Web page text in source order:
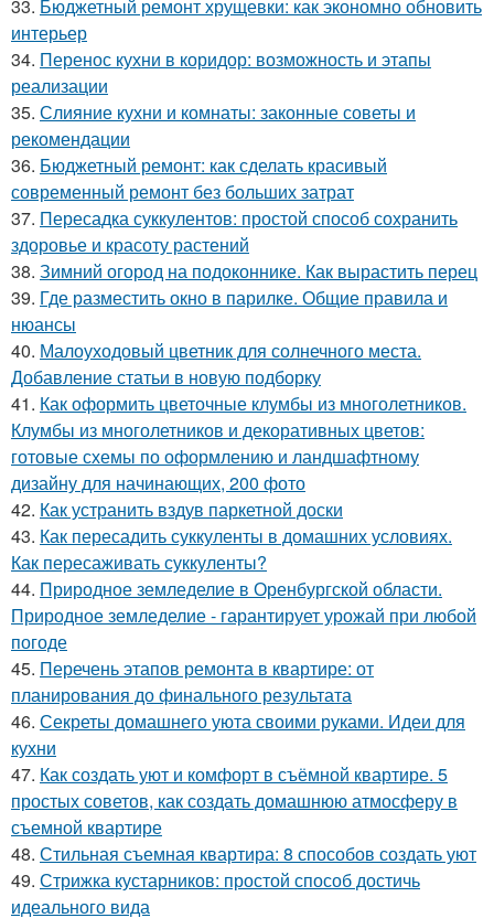
33. Бюджетный ремонт хрущевки: как экономно обновить
интерьер
34. Перенос кухни в коридор: возможность и этапы
реализации
35. Слияние кухни и комнаты: законные советы и
рекомендации
36. Бюджетный ремонт: как сделать красивый
современный ремонт без больших затрат
37. Пересадка суккулентов: простой способ сохранить
здоровье и красоту растений
38. Зимний огород на подоконнике. Как вырастить перец
39. Где разместить окно в парилке. Общие правила и
нюансы
40. Малоуходовый цветник для солнечного места.
Добавление статьи в новую подборку
41. Как оформить цветочные клумбы из многолетников.
Клумбы из многолетников и декоративных цветов:
готовые схемы по оформлению и ландшафтному
дизайну для начинающих, 200 фото
42. Как устранить вздув паркетной доски
43. Как пересадить суккуленты в домашних условиях.
Как пересаживать суккуленты?
44. Природное земледелие в Оренбургской области.
Природное земледелие - гарантирует урожай при любой
погоде
45. Перечень этапов ремонта в квартире: от
планирования до финального результата
46. Секреты домашнего уюта своими руками. Идеи для
кухни
47. Как создать уют и комфорт в съёмной квартире. 5
простых советов, как создать домашнюю атмосферу в
съемной квартире
48. Стильная съемная квартира: 8 способов создать уют
49. Стрижка кустарников: простой способ достичь
идеального вида